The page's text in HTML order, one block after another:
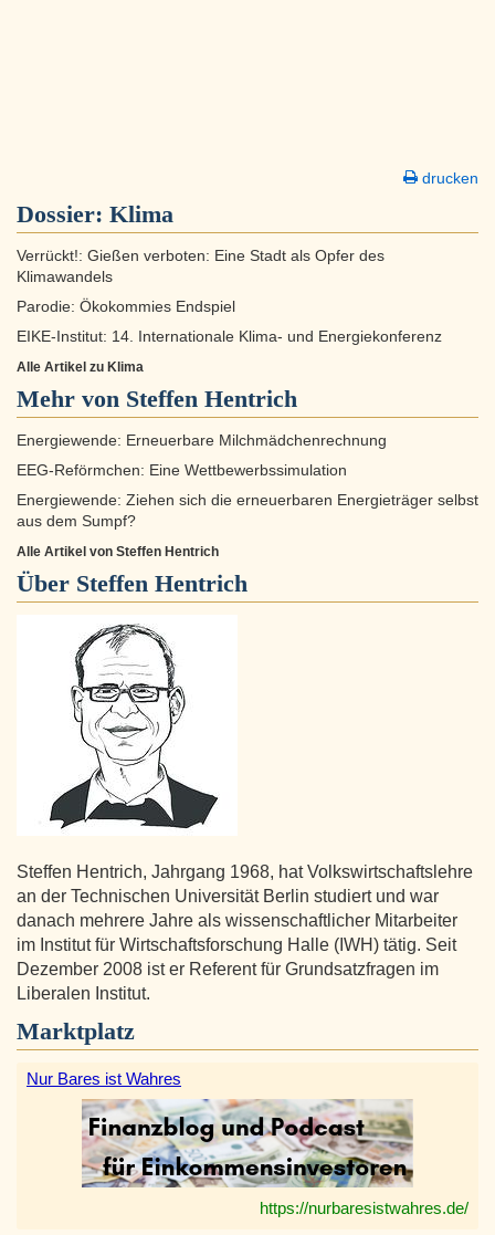
drucken
Dossier: Klima
Verrückt!: Gießen verboten: Eine Stadt als Opfer des
Klimawandels
Parodie: Ökokommies Endspiel
EIKE-Institut: 14. Internationale Klima- und Energiekonferenz
Alle Artikel zu Klima
Mehr von Steffen Hentrich
Energiewende: Erneuerbare Milchmädchenrechnung
EEG-Reförmchen: Eine Wettbewerbssimulation
Energiewende: Ziehen sich die erneuerbaren Energieträger selbst
aus dem Sumpf?
Alle Artikel von Steffen Hentrich
Über Steffen Hentrich
Steffen Hentrich, Jahrgang 1968, hat Volkswirtschaftslehre
an der Technischen Universität Berlin studiert und war
danach mehrere Jahre als wissenschaftlicher Mitarbeiter
im Institut für Wirtschaftsforschung Halle (IWH) tätig. Seit
Dezember 2008 ist er Referent für Grundsatzfragen im
Liberalen Institut.
Marktplatz
Nur Bares ist Wahres
https://nurbaresistwahres.de/